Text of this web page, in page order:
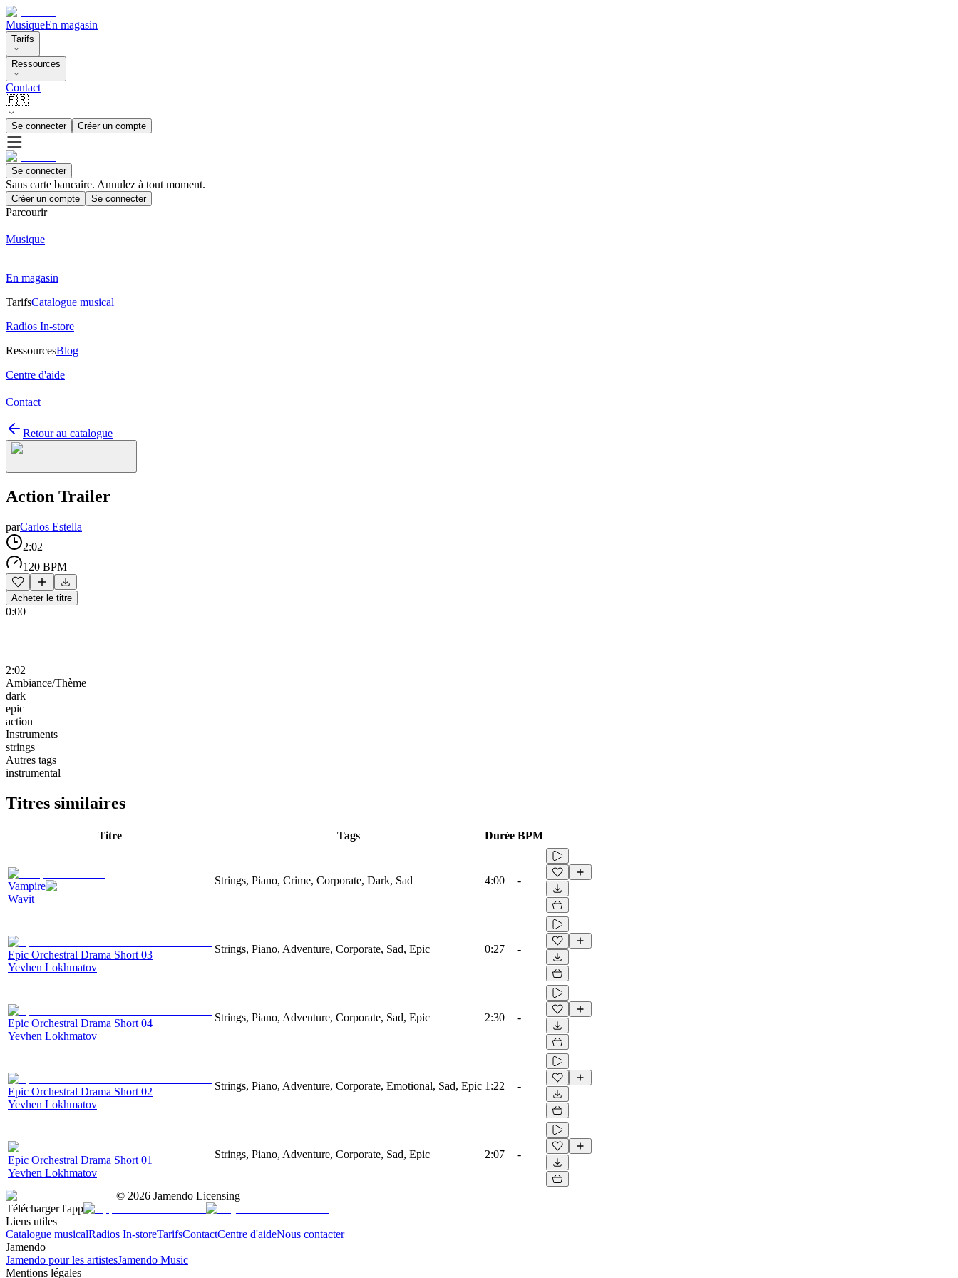
MusiqueEn magasin
Tarifs
Ressources
Contact
🇫🇷
Se connecter Créer un compte
Se connecter
Sans carte bancaire. Annulez à tout moment.
Créer un compte Se connecter
Parcourir
Musique
En magasin
TarifsCatalogue musical
Radios In-store
RessourcesBlog
Centre d'aide
Contact
Retour au catalogue
Action Trailer
parCarlos Estella
2:02
120 BPM
Acheter le titre
0:00
2:02
Ambiance/Thème
dark
epic
action
Instruments
strings
Autres tags
instrumental
Titres similaires
Titre Tags Durée BPM
Vampire
Wavit
Strings, Piano, Crime, Corporate, Dark, Sad 4:00 -
Epic Orchestral Drama Short 03
Yevhen Lokhmatov
Strings, Piano, Adventure, Corporate, Sad, Epic 0:27 -
Epic Orchestral Drama Short 04
Yevhen Lokhmatov
Strings, Piano, Adventure, Corporate, Sad, Epic 2:30 -
Epic Orchestral Drama Short 02
Yevhen Lokhmatov
Strings, Piano, Adventure, Corporate, Emotional, Sad, Epic 1:22 -
Epic Orchestral Drama Short 01
Yevhen Lokhmatov
Strings, Piano, Adventure, Corporate, Sad, Epic 2:07 -
© 2026 Jamendo Licensing
Télécharger l'app
Liens utiles
Catalogue musicalRadios In-storeTarifsContactCentre d'aideNous contacter
Jamendo
Jamendo pour les artistesJamendo Music
Mentions légales